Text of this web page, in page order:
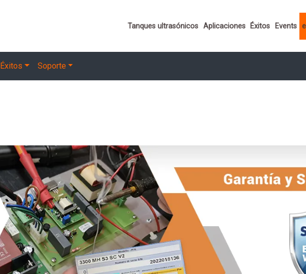
Important links
Tanques ultrasónicos Aplicaciones Éxitos Events
Éxitos Soporte